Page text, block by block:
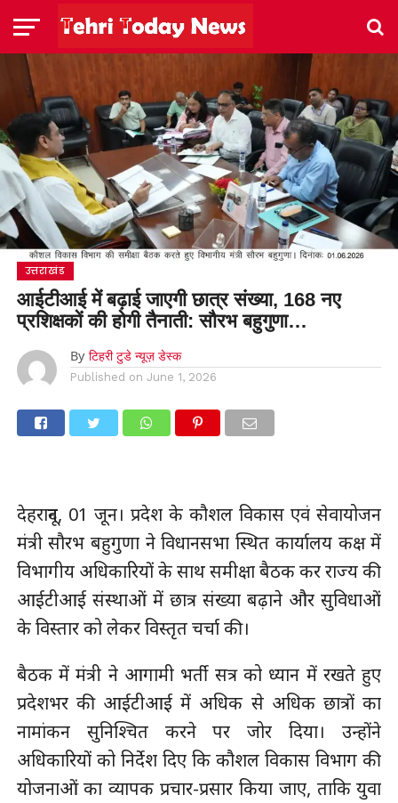
उत्तराखंड
आईटीआई में बढ़ाई जाएगी छात्र संख्या, 168 नए
प्रशिक्षकों की होगी तैनाती: सौरभ बहुगुणा…
By टिहरी टुडे न्यूज़ डेस्क
Published on June 1, 2026
देहरादून, 01 जून। प्रदेश के कौशल विकास एवं सेवायोजन
मंत्री सौरभ बहुगुणा ने विधानसभा स्थित कार्यालय कक्ष में
विभागीय अधिकारियों के साथ समीक्षा बैठक कर राज्य की
आईटीआई संस्थाओं में छात्र संख्या बढ़ाने और सुविधाओं
के विस्तार को लेकर विस्तृत चर्चा की।
बैठक में मंत्री ने आगामी भर्ती सत्र को ध्यान में रखते हुए
प्रदेशभर की आईटीआई में अधिक से अधिक छात्रों का
नामांकन सुनिश्चित करने पर जोर दिया। उन्होंने
अधिकारियों को निर्देश दिए कि कौशल विकास विभाग की
योजनाओं का व्यापक प्रचार-प्रसार किया जाए, ताकि युवा